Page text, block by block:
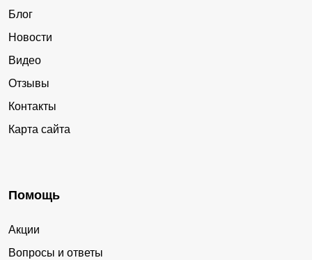
Блог
Новости
Видео
Отзывы
Контакты
Карта сайта
Помощь
Акции
Вопросы и ответы